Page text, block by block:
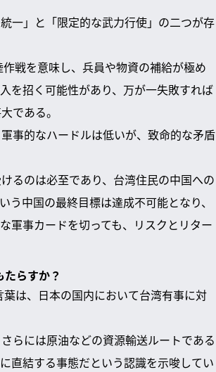
一」と「限定的な武力行使」の二つが存
戦を意味し、兵員や物資の補給が極め
を招く可能性があり、万が一失敗すれば
である。
事的なハードルは低いが、致命的な矛盾
るのは必至であり、台湾住民の中国への
中国の最終目標は達成不可能となり、
軍事カードを切っても、リスクとリター
らすか？
は、日本の国内において台湾有事に対
らには原油などの資源輸送ルートである
直結する事態だという認識を示唆してい